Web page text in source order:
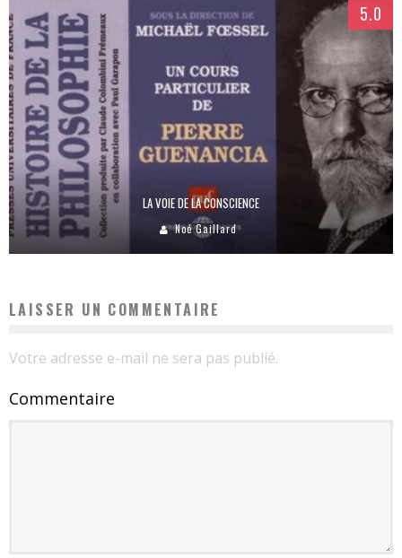
5.0
LA VOIE DE LA CONSCIENCE
Noé Gaillard
LAISSER UN COMMENTAIRE
Votre adresse e-mail ne sera pas publié.
Commentaire